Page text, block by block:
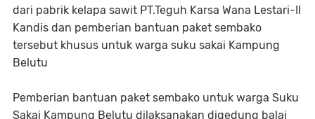
dari pabrik kelapa sawit PT.Teguh Karsa Wana Lestari-II
Kandis dan pemberian bantuan paket sembako
tersebut khusus untuk warga suku sakai Kampung
Belutu
‎Pemberian bantuan paket sembako untuk warga Suku
Sakai Kampung Belutu dilaksanakan digedung balai